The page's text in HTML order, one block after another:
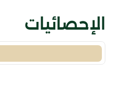
الإحصائيات